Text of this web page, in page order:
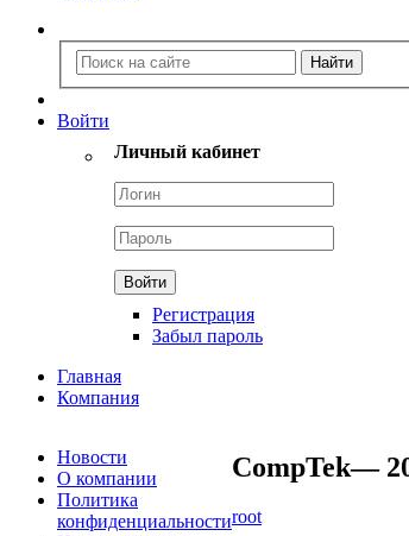
Войти
Личный кабинет
Регистрация
Забыл пароль
Главная
Компания
Новости
О компании
Политика
конфиденциальности
CompTek—
root